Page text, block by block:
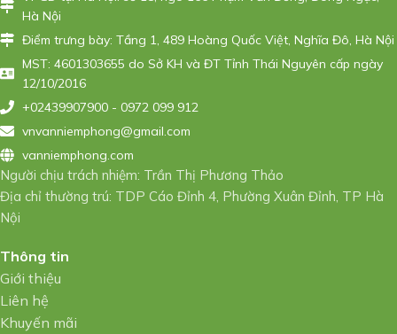
Hà Nội
Điểm trưng bày: Tầng 1, 489 Hoàng Quốc Việt, Nghĩa Đô, Hà Nội
MST: 4601303655 do Sở KH và ĐT Tỉnh Thái Nguyên cấp ngày
12/10/2016
+02439907900 - 0972 099 912
vnvanniemphong@gmail.com
vanniemphong.com
Người chịu trách nhiệm: Trần Thị Phương Thảo
Địa chỉ thường trú: TDP Cáo Đỉnh 4, Phường Xuân Đỉnh, TP Hà
Nội
Thông tin
Giới thiệu
Liên hệ
Khuyến mãi